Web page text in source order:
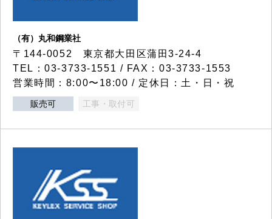
（有）丸和鋼業社
〒144-0052 東京都大田区蒲田3-24-4
TEL：03-3733-1551 / FAX：03-3733-1553
営業時間：8:00〜18:00 / 定休日：土・日・祝
販売可 工事・取付可